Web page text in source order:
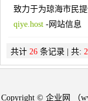
致力于为琼海市民
qiye.host-网站信息
共计 26条记录 | 共: 2
Copyright © 企业网 （